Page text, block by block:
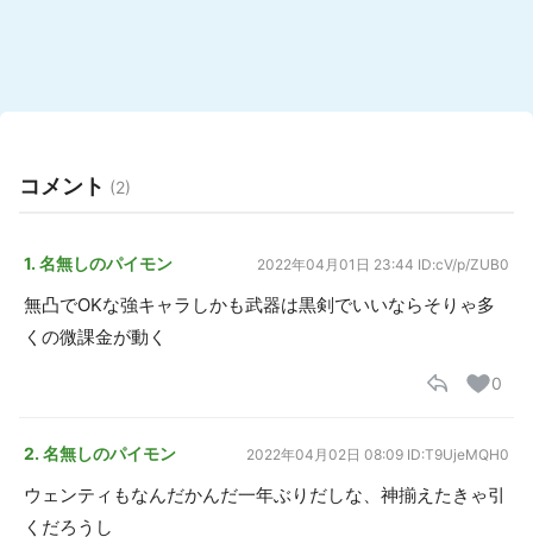
コメント (2)
1. 名無しのパイモン 2022年04月01日 23:44 ID:cV/p/ZUB0
無凸でOKな強キャラしかも武器は黒剣でいいならそりゃ多
くの微課金が動く
0
2. 名無しのパイモン 2022年04月02日 08:09 ID:T9UjeMQH0
ウェンティもなんだかんだ一年ぶりだしな、神揃えたきゃ引
くだろうし